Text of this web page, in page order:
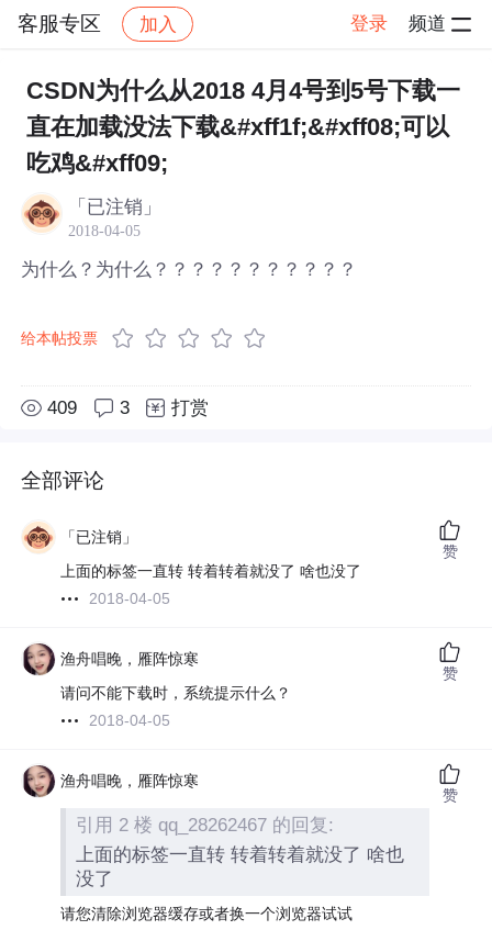
客服专区 加入 登录 频道
社区 客服专区 帖子详情
CSDN为什么从2018 4月4号到5号下载一
直在加载没法下载&#xff1f;&#xff08;可以
吃鸡&#xff09;
「已注销」
2018-04-05
为什么？为什么？？？？？？？？？？？
给本帖投票
409 3 打赏
全部评论
「已注销」
上面的标签一直转 转着转着就没了 啥也没了
2018-04-05
赞
渔舟唱晚，雁阵惊寒
请问不能下载时，系统提示什么？
2018-04-05
赞
渔舟唱晚，雁阵惊寒
引用 2 楼 qq_28262467 的回复:
上面的标签一直转 转着转着就没了 啥也
没了
请您清除浏览器缓存或者换一个浏览器试试
赞